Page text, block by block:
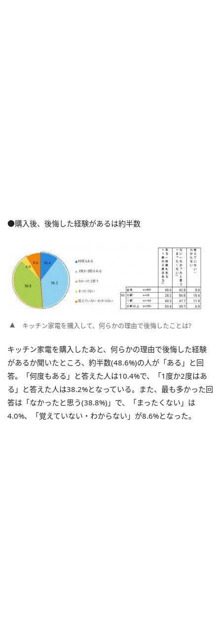
●購入後、後悔した経験があるは約半数
キッチン家電を購入して、何らかの理由で後悔したことは?
キッチン家電を購入したあと、何らかの理由で後悔した経験
があるか聞いたところ、約半数(48.6%)の人が「ある」と回
答。「何度もある」と答えた人は10.4%で、「1度か2度はあ
る」と答えた人は38.2%となっている。また、最も多かった回
答は「なかったと思う(38.8%)」で、「まったくない」は
4.0%、「覚えていない・わからない」が8.6%となった。